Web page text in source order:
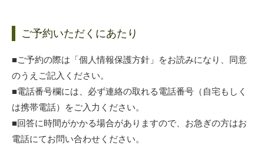
ご予約いただくにあたり
■ご予約の際は「個人情報保護方針」をお読みになり、同意
のうえご記入ください。
■電話番号欄には、必ず連絡の取れる電話番号（自宅もしく
は携帯電話）をご入力ください。
■回答に時間がかかる場合がありますので、お急ぎの方はお
電話にてお問い合わせください。